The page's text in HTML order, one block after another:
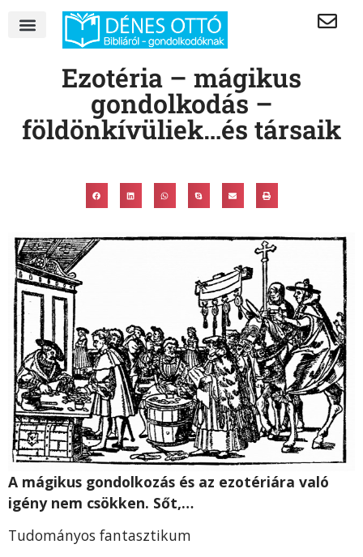
Ezotéria – mágikus
gondolkodás –
földönkívüliek…és társaik
A mágikus gondolkozás és az ezotériára való
igény nem csökken. Sőt,…
Tudományos fantasztikum